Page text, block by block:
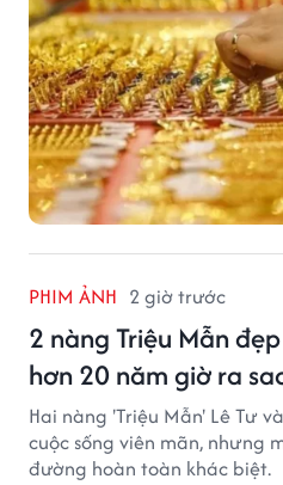
PHIM ẢNH 2 giờ trước
2 nàng Triệu Mẫn
hơn 20 năm giờ ra
Hai nàng 'Triệu Mẫn' Lê Tư
cuộc sống viên mãn, nhưng
đường hoàn toàn khác biệt.